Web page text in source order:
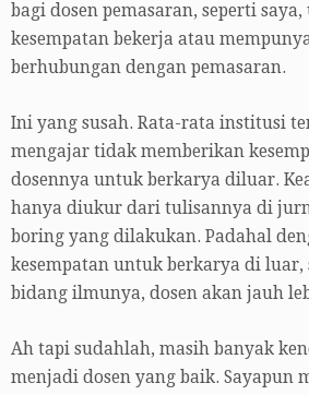
bagi dosen pemasaran, seperti
kesempatan bekerja atau
berhubungan dengan pemasaran.
Ini yang susah. Rata-rata institusi
mengajar tidak memberikan
dosennya untuk berkarya diluar.
hanya diukur dari tulisannya di
boring yang dilakukan. Padahal
kesempatan untuk berkarya di luar,
bidang ilmunya, dosen akan jauh
Ah tapi sudahlah, masih banyak
menjadi dosen yang baik. Sayapun